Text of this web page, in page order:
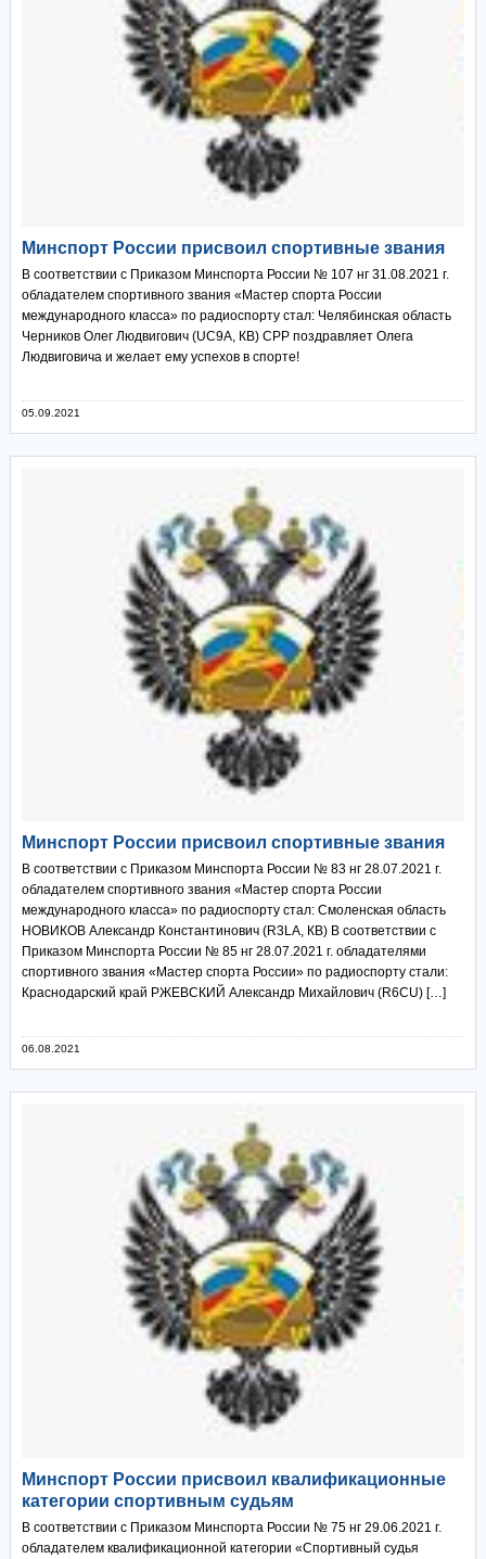
Минспорт России присвоил спортивные звания
В соответствии с Приказом Минспорта России № 107 нг 31.08.2021 г.
обладателем спортивного звания «Мастер спорта России
международного класса» по радиоспорту стал: Челябинская область
Черников Олег Людвигович (UC9A, КВ) СРР поздравляет Олега
Людвиговича и желает ему успехов в спорте!
05.09.2021
Минспорт России присвоил спортивные звания
В соответствии с Приказом Минспорта России № 83 нг 28.07.2021 г.
обладателем спортивного звания «Мастер спорта России
международного класса» по радиоспорту стал: Смоленская область
НОВИКОВ Александр Константинович (R3LA, КВ) В соответствии с
Приказом Минспорта России № 85 нг 28.07.2021 г. обладателями
спортивного звания «Мастер спорта России» по радиоспорту стали:
Краснодарский край РЖЕВСКИЙ Александр Михайлович (R6CU) […]
06.08.2021
Минспорт России присвоил квалификационные
категории спортивным судьям
В соответствии с Приказом Минспорта России № 75 нг 29.06.2021 г.
обладателем квалификационной категории «Спортивный судья